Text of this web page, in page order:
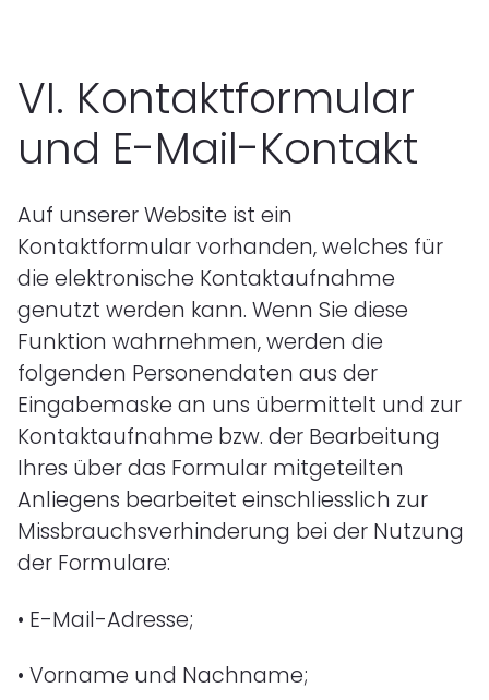
VI. Kontaktformular
und E-Mail-Kontakt
Auf unserer Website ist ein
Kontaktformular vorhanden, welches für
die elektronische Kontaktaufnahme
genutzt werden kann. Wenn Sie diese
Funktion wahrnehmen, werden die
folgenden Personendaten aus der
Eingabemaske an uns übermittelt und zur
Kontaktaufnahme bzw. der Bearbeitung
Ihres über das Formular mitgeteilten
Anliegens bearbeitet einschliesslich zur
Missbrauchsverhinderung bei der Nutzung
der Formulare:
• E-Mail-Adresse;
•Vorname und Nachname;